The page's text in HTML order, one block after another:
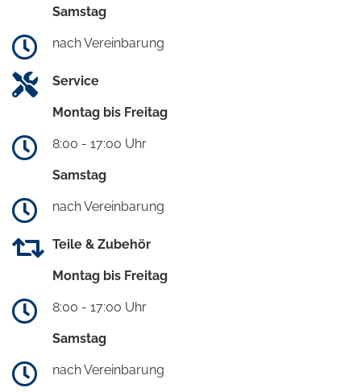
Samstag
nach Vereinbarung
Service
Montag bis Freitag
8:00 - 17:00 Uhr
Samstag
nach Vereinbarung
Teile & Zubehör
Montag bis Freitag
8:00 - 17:00 Uhr
Samstag
nach Vereinbarung